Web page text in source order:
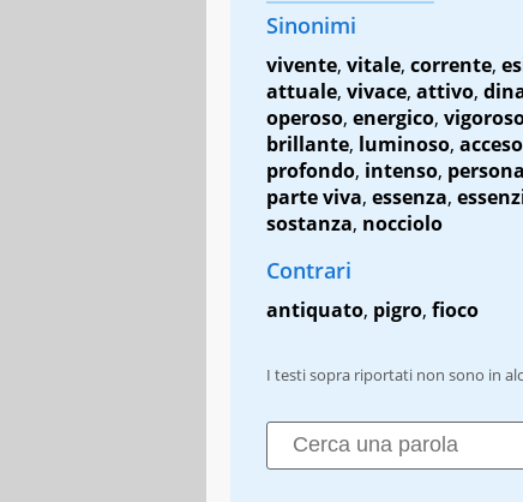
Sinonimi
vivente, vitale, corrente,
attuale, vivace, attivo,
operoso, energico,
brillante, luminoso, acceso
profondo, intenso,
parte viva, essenza,
sostanza, nocciolo
Contrari
antiquato, pigro, fioco
I testi sopra riportati non sono in